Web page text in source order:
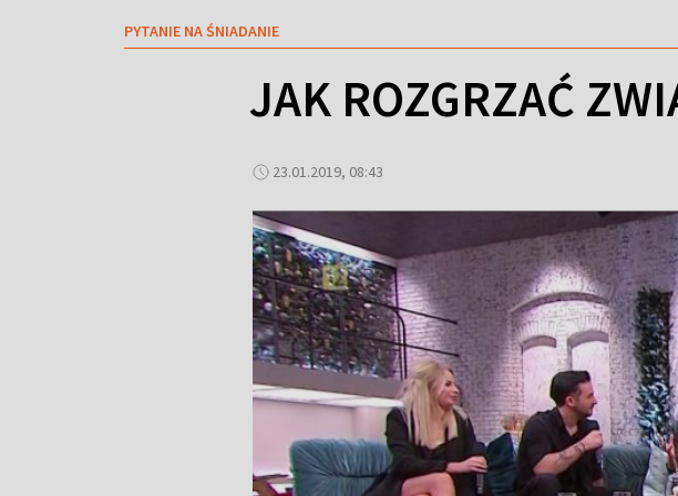
PYTANIE NA ŚNIADANIE
JAK ROZGRZAĆ
23.01.2019, 08:43